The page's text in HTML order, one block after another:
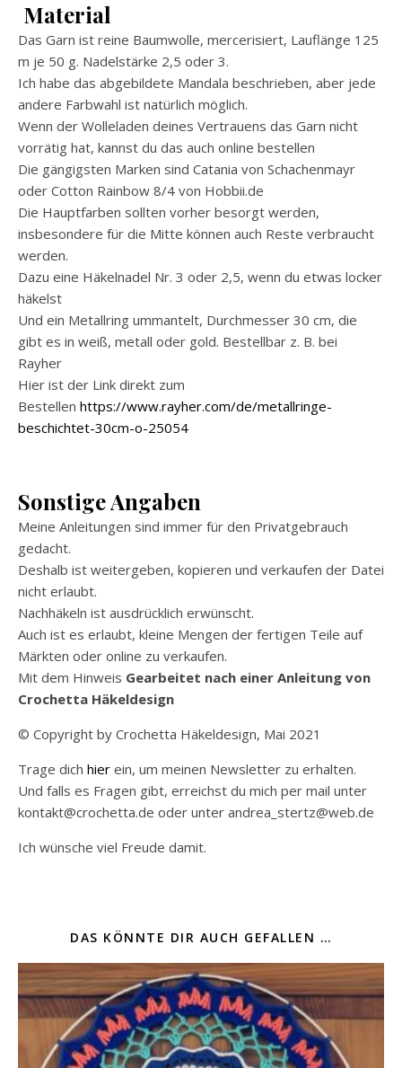
Material
Das Garn ist reine Baumwolle, mercerisiert, Lauflänge 125
m je 50 g. Nadelstärke 2,5 oder 3.
Ich habe das abgebildete Mandala beschrieben, aber jede
andere Farbwahl ist natürlich möglich.
Wenn der Wolleladen deines Vertrauens das Garn nicht
vorrätig hat, kannst du das auch online bestellen
Die gängigsten Marken sind Catania von Schachenmayr
oder Cotton Rainbow 8/4 von Hobbii.de
Die Hauptfarben sollten vorher besorgt werden,
insbesondere für die Mitte können auch Reste verbraucht
werden.
Dazu eine Häkelnadel Nr. 3 oder 2,5, wenn du etwas locker
häkelst
Und ein Metallring ummantelt, Durchmesser 30 cm, die
gibt es in weiß, metall oder gold. Bestellbar z. B. bei
Rayher
Hier ist der Link direkt zum
Bestellen https://www.rayher.com/de/metallringe-
beschichtet-30cm-o-25054
Sonstige Angaben
Meine Anleitungen sind immer für den Privatgebrauch
gedacht.
Deshalb ist weitergeben, kopieren und verkaufen der Datei
nicht erlaubt.
Nachhäkeln ist ausdrücklich erwünscht.
Auch ist es erlaubt, kleine Mengen der fertigen Teile auf
Märkten oder online zu verkaufen.
Mit dem Hinweis Gearbeitet nach einer Anleitung von
Crochetta Häkeldesign
© Copyright by Crochetta Häkeldesign, Mai 2021
Trage dich hier ein, um meinen Newsletter zu erhalten.
Und falls es Fragen gibt, erreichst du mich per mail unter
kontakt@crochetta.de oder unter andrea_stertz@web.de
Ich wünsche viel Freude damit.
DAS KÖNNTE DIR AUCH GEFALLEN …